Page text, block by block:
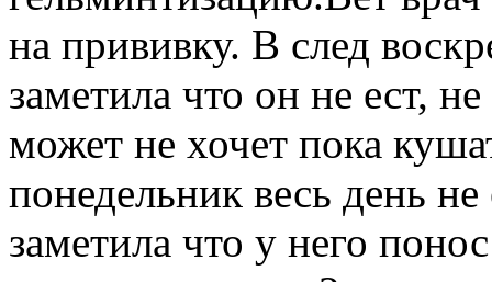
на прививку. В след
заметила что он не ест,
может не хочет пока
понедельник весь день
заметила что у него